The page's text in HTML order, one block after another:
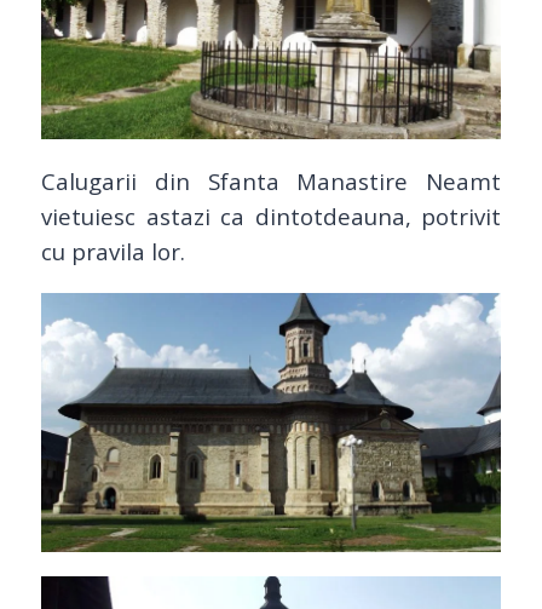
Calugarii din Sfanta Manastire Neamt
vietuiesc astazi ca dintotdeauna, potrivit
cu pravila lor.